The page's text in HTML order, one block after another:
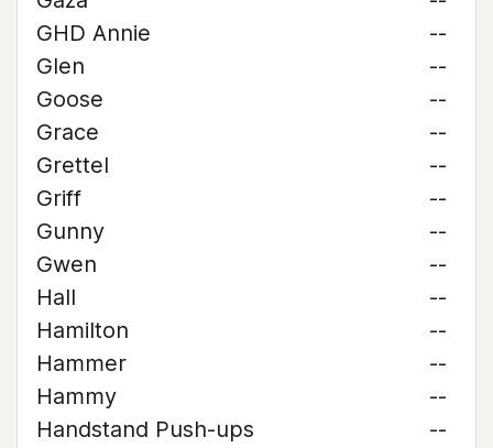
GHD Annie
--
Glen
--
Goose
--
Grace
--
Grettel
--
Griff
--
Gunny
--
Gwen
--
Hall
--
Hamilton
--
Hammer
--
Hammy
--
Handstand Push-ups
--